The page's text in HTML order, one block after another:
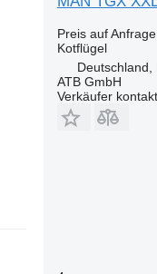
Preis auf Anfrage
Kotflügel
Deutschland,
ATB GmbH
Verkäufer